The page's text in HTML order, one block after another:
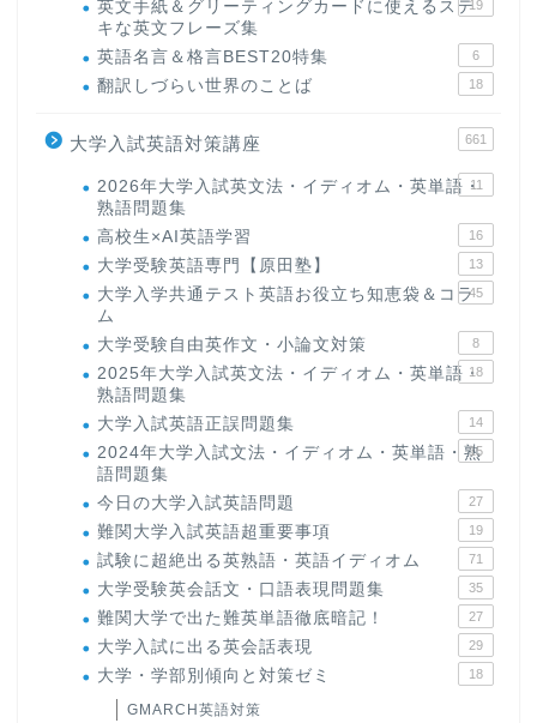
英文手紙＆グリーティングカードに使えるステ
キな英文フレーズ集
19
英語名言＆格言BEST20特集 6
翻訳しづらい世界のことば 18
大学入試英語対策講座 661
2026年大学入試英文法・イディオム・英単語・
熟語問題集
11
高校生×AI英語学習 16
大学受験英語専門【原田塾】 13
大学入学共通テスト英語お役立ち知恵袋＆コラ
ム
45
大学受験自由英作文・小論文対策 8
2025年大学入試英文法・イディオム・英単語・
熟語問題集
18
大学入試英語正誤問題集 14
2024年大学入試文法・イディオム・英単語・熟
語問題集
15
今日の大学入試英語問題 27
難関大学入試英語超重要事項 19
試験に超絶出る英熟語・英語イディオム 71
大学受験英会話文・口語表現問題集 35
難関大学で出た難英単語徹底暗記！ 27
大学入試に出る英会話表現 29
大学・学部別傾向と対策ゼミ 18
GMARCH英語対策